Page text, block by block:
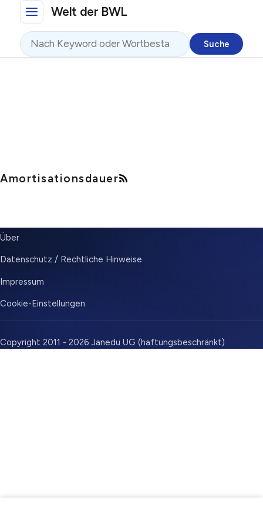
Direkt zum InhaltWelt der BWL
Suche
Amortisationsdauer
SUBMENU
Über
Datenschutz / Rechtliche Hinweise
Impressum
Cookie-Einstellungen
Copyright 2011 - 2026 Janedu UG (haftungsbeschränkt)